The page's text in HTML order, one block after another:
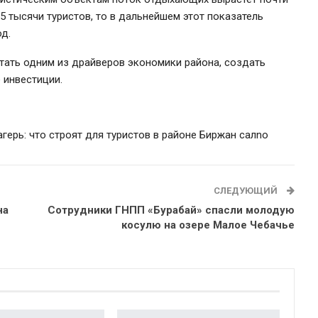
тысячи туристов, то в дальнейшем этот показатель
одним из драйверов экономики района, создать
что строят для туристов в районе Биржан салno
СЛЕДУЮЩИЙ
Сотрудники ГНПП «Бурабай» спасли молодую
косулю на озере Малое Чебачье